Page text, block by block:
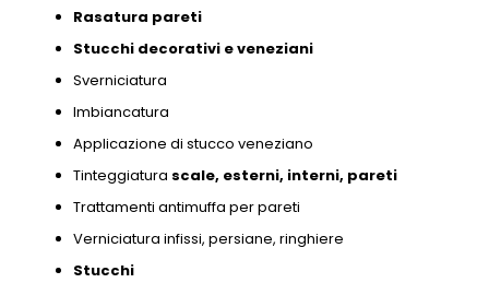
Rasatura pareti
Stucchi decorativi eveneziani
Sverniciatura
Imbiancatura
Applicazione di stucco veneziano
Tinteggiatura scale, esterni, interni, pareti
Trattamenti antimuffa per pareti
Verniciatura infissi, persiane, ringhiere
Stucchi